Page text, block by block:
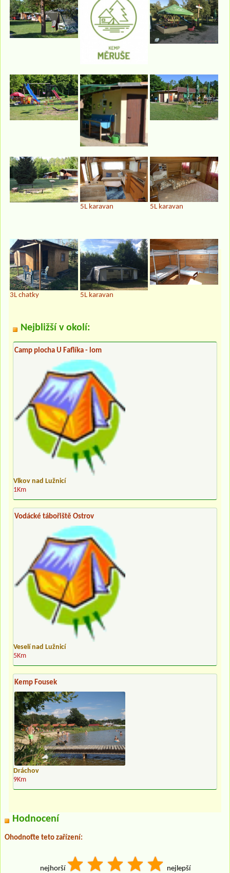
5L karavan 5L karavan
3L chatky 5L karavan
Nejbližší v okolí:
Camp plocha U Faflíka - lom
Vlkov nad Lužnicí
1Km
Vodácké tábořiště Ostrov
Veselí nad Lužnicí
5Km
Kemp Fousek
Dráchov
9Km
Hodnocení
Ohodnoťte teto zařízení:
nejhorší nejlepší